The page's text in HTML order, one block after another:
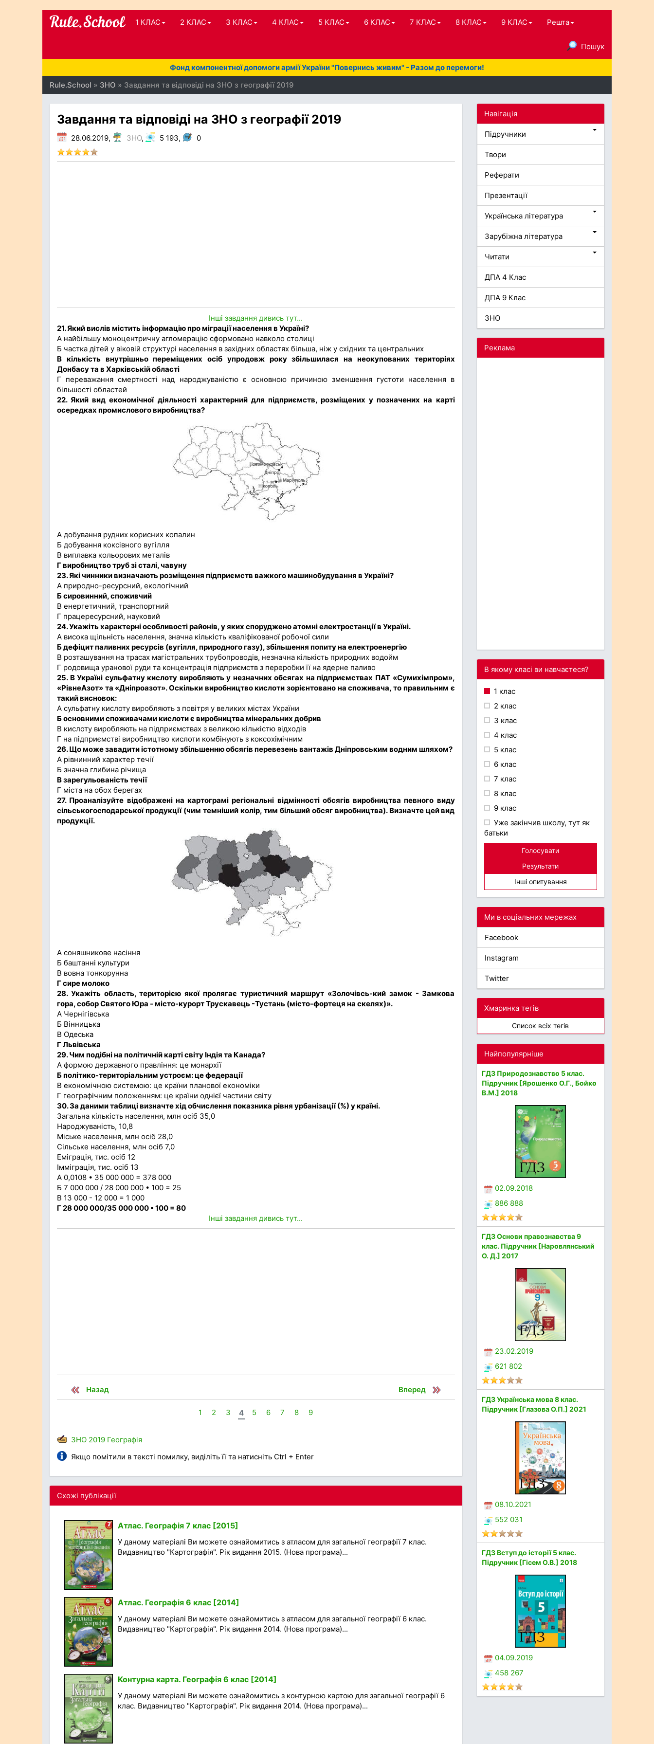
1 КЛАС 2 КЛАС 3 КЛАС 4 КЛАС 5 КЛАС 6 КЛАС 7 КЛАС 8 КЛАС 9 КЛАС Решта
Пошук
Фонд компонентної допомоги армії України "Повернись живим" - Разом до перемоги!
Rule.School » ЗНО » Завдання та відповіді на ЗНО з географії 2019
Завдання та відповіді на ЗНО з географії 2019
28.06.2019, ЗНО, 5 193, 0
Інші завдання дивись тут...
21. Який вислів містить інформацію про міграції населення в Україні?
А найбільшу моноцентричну агломерацію сформовано навколо столиці
Б частка дітей у віковій структурі населення в західних областях більша, ніж у східних та центральних
В кількість внутрішньо переміщених осіб упродовж року збільшилася на неокупованих територіях
Донбасу та в Харківській області
Г переважання смертності над народжуваністю є основною причиною зменшення густоти населення в
більшості областей
22. Який вид економічної діяльності характерний для підприємств, розміщених у позначених на карті
осередках промислового виробництва?
А добування рудних корисних копалин
Б добування коксівного вугілля
В виплавка кольорових металів
Г виробництво труб зі сталі, чавуну
23. Які чинники визначають розміщення підприємств важкого машинобудування в Україні?
А природно-ресурсний, екологічний
Б сировинний, споживчий
В енергетичний, транспортний
Г працересурсний, науковий
24. Укажіть характерні особливості районів, у яких споруджено атомні електростанції в Україні.
А висока щільність населення, значна кількість кваліфікованої робочої сили
Б дефіцит паливних ресурсів (вугілля, природного газу), збільшення попиту на електроенергію
В розташування на трасах магістральних трубопроводів, незначна кількість природних водойм
Г родовища уранової руди та концентрація підприємств з переробки її на ядерне паливо
25. В Україні сульфатну кислоту виробляють у незначних обсягах на підприємствах ПАТ «Сумихімпром»,
«РівнеАзот» та «Дніпроазот». Оскільки виробництво кислоти зорієнтовано на споживача, то правильним є
такий висновок:
А сульфатну кислоту виробляють з повітря у великих містах України
Б основними споживачами кислоти є виробництва мінеральних добрив
В кислоту виробляють на підприємствах з великою кількістю відходів
Г на підприємстві виробництво кислоти комбінують з коксохімічним
26. Що може завадити істотному збільшенню обсягів перевезень вантажів Дніпровським водним шляхом?
А рівнинний характер течії
Б значна глибина річища
В зарегульованість течії
Г міста на обох берегах
27. Проаналізуйте відображені на картограмі регіональні відмінності обсягів виробництва певного виду
сільськогосподарської продукції (чим темніший колір, тим більший обсяг виробництва). Визначте цей вид
продукції.
А соняшникове насіння
Б баштанні культури
В вовна тонкорунна
Г сире молоко
28. Укажіть область, територією якої пролягає туристичний маршрут «Золочівсь-кий замок - Замкова
гора, собор Святого Юра - місто-курорт Трускавець -Тустань (місто-фортеця на скелях)».
А Чернігівська
Б Вінницька
В Одеська
Г Львівська
29. Чим подібні на політичній карті світу Індія та Канада?
А формою державного правління: це монархії
Б політико-територіальним устроєм: це федерації
В економічною системою: це країни планової економіки
Г географічним положенням: це країни однієї частини світу
30. За даними таблиці визначте хід обчислення показника рівня урбанізації (%) у країні.
Загальна кількість населення, млн осіб 35,0
Народжуваність, 10,8
Міське населення, млн осіб 28,0
Сільське населення, млн осіб 7,0
Еміграція, тис. осіб 12
Імміграція, тис. осіб 13
А 0,0108 • 35 000 000 = 378 000
Б 7 000 000 / 28 000 000 • 100 = 25
В 13 000 - 12 000 = 1 000
Г 28 000 000/35 000 000 • 100 = 80
Інші завдання дивись тут...
Назад Вперед
1 2 3 4 5 6 7 8 9
ЗНО 2019 Географія
Якщо помітили в тексті помилку, виділіть її та натисніть Ctrl + Enter
Схожі публікації
Атлас. Географія 7 клас [2015]
У даному матеріалі Ви можете ознайомитись з атласом для загальної географії 7 клас.
Видавництво "Картографія". Рік видання 2015. (Нова програма)...
Атлас. Географія 6 клас [2014]
У даному матеріалі Ви можете ознайомитись з атласом для загальної географії 6 клас.
Видавництво "Картографія". Рік видання 2014. (Нова програма)...
Контурна карта. Географія 6 клас [2014]
У даному матеріалі Ви можете ознайомитись з контурною картою для загальної географії 6
клас. Видавництво "Картографія". Рік видання 2014. (Нова програма)...
Навігація
Підручники
Твори
Реферати
Презентації
Українська література
Зарубіжна література
Читати
ДПА 4 Клас
ДПА 9 Клас
ЗНО
Реклама
В якому класі ви навчаєтеся?
1 клас
2 клас
3 клас
4 клас
5 клас
6 клас
7 клас
8 клас
9 клас
Уже закінчив школу, тут як
батьки
Голосувати
Результати
Інші опитування
Ми в соціальних мережах
Facebook
Instagram
Twitter
Хмаринка тегів
Список всіх тегів
Найпопулярніше
ГДЗ Природознавство 5 клас.
Підручник [Ярошенко О.Г., Бойко
В.М.] 2018
02.09.2018
886 888
ГДЗ Основи правознавства 9
клас. Підручник [Наровлянський
О. Д.] 2017
23.02.2019
621 802
ГДЗ Українська мова 8 клас.
Підручник [Глазова О.П.] 2021
08.10.2021
552 031
ГДЗ Вступ до історії 5 клас.
Підручник [Гісем О.В.] 2018
04.09.2019
458 267